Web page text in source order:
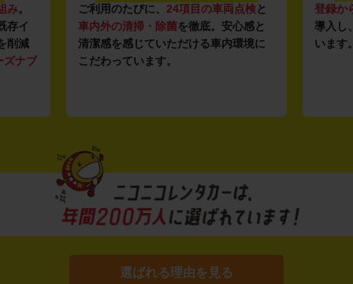
み。
存イ
削減
ズナブ
ご利用のたびに、 24項目の車両点検と
車内外の清掃・除菌を徹底。安心感と
清潔感を感じていただける車内環境に
こだわっています。
登録か
導入し
います
選ばれる理由を見る